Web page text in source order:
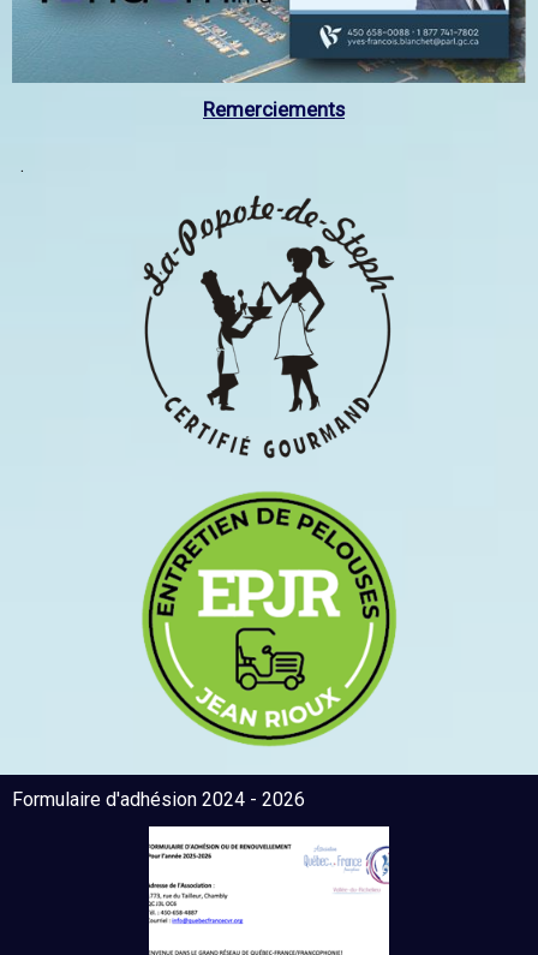
Remerciements
.
Formulaire d'adhésion 2024 - 2026